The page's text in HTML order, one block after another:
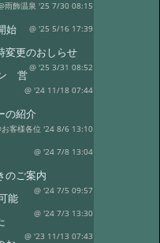
雨飾温泉 '25 7/30 08:15
始
@ '25 5/16 17:39
変更のおしらせ
@ '25 3/31 08:52
営
@ '24 11/18 07:44
の紹介
お客様各位 '24 8/6 13:10
@ '24 7/8 13:04
のご案内
@ '24 7/5 09:57
能
@ '24 7/3 13:30
@ '23 11/13 07:43